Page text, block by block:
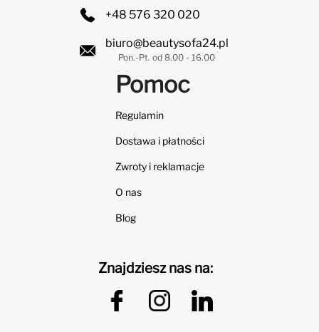
+48 576 320 020
biuro@beautysofa24.pl
Pon.-Pt. od 8.00 - 16.00
Pomoc
Regulamin
Dostawa i płatności
Zwroty i reklamacje
O nas
Blog
Znajdziesz nas na: